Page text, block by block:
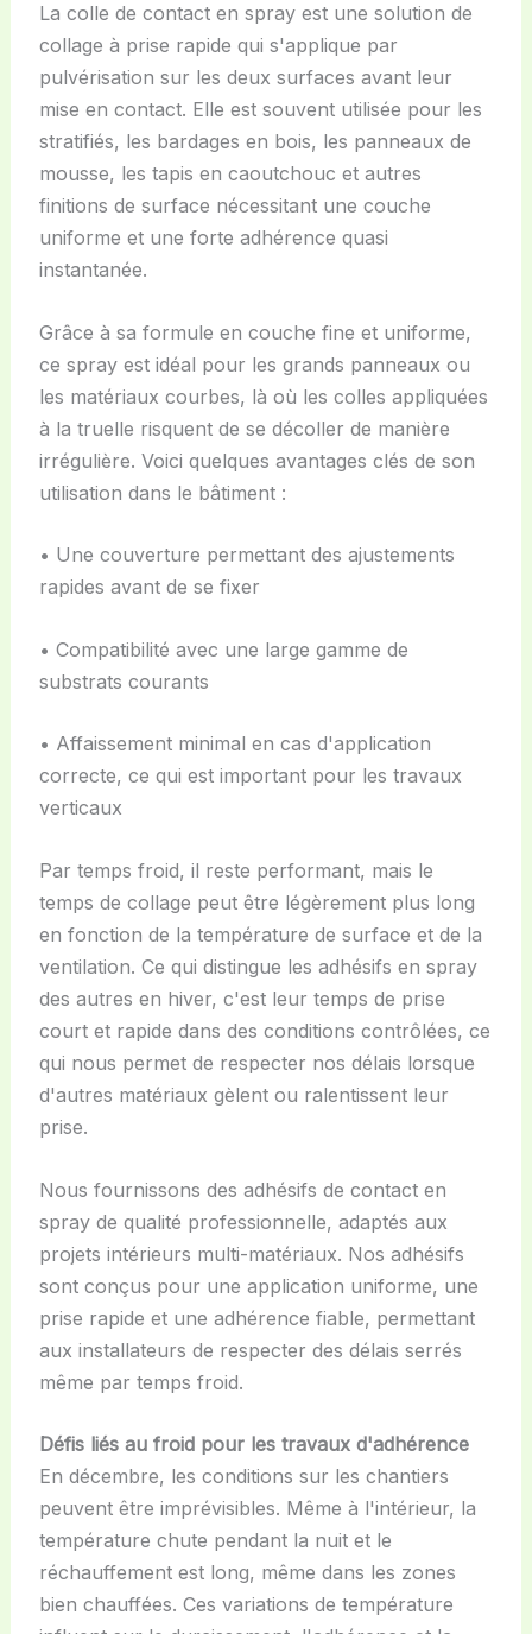
La colle de contact en spray est une solution de
collage à prise rapide qui s'applique par
pulvérisation sur les deux surfaces avant leur
mise en contact. Elle est souvent utilisée pour les
stratifiés, les bardages en bois, les panneaux de
mousse, les tapis en caoutchouc et autres
finitions de surface nécessitant une couche
uniforme et une forte adhérence quasi
instantanée.
Grâce à sa formule en couche fine et uniforme,
ce spray est idéal pour les grands panneaux ou
les matériaux courbes, là où les colles appliquées
à la truelle risquent de se décoller de manière
irrégulière. Voici quelques avantages clés de son
utilisation dans le bâtiment :
• Une couverture permettant des ajustements
rapides avant de se fixer
• Compatibilité avec une large gamme de
substrats courants
• Affaissement minimal en cas d'application
correcte, ce qui est important pour les travaux
verticaux
Par temps froid, il reste performant, mais le
temps de collage peut être légèrement plus long
en fonction de la température de surface et de la
ventilation. Ce qui distingue les adhésifs en spray
des autres en hiver, c'est leur temps de prise
court et rapide dans des conditions contrôlées, ce
qui nous permet de respecter nos délais lorsque
d'autres matériaux gèlent ou ralentissent leur
prise.
Nous fournissons des adhésifs de contact en
spray de qualité professionnelle, adaptés aux
projets intérieurs multi-matériaux. Nos adhésifs
sont conçus pour une application uniforme, une
prise rapide et une adhérence fiable, permettant
aux installateurs de respecter des délais serrés
même par temps froid.
Défis liés au froid pour les travaux d'adhérence
En décembre, les conditions sur les chantiers
peuvent être imprévisibles. Même à l'intérieur, la
température chute pendant la nuit et le
réchauffement est long, même dans les zones
bien chauffées. Ces variations de température